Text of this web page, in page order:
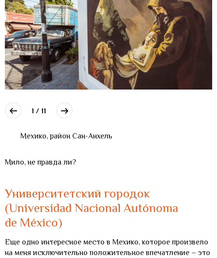
1 / 11
Мехико, район Сан-Анхель
Мило, не правда ли?
Университетский городок
(Universidad Nacional Autónoma
de México)
Еще одно интересное место в Мехико, которое произвело
на меня исключительно положительное впечатление – это